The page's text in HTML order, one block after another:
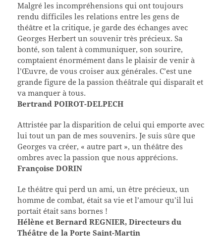
Malgré les incompréhensions qui ont toujours
rendu difficiles les relations entre les gens de
théâtre et la critique, je garde des échanges avec
Georges Herbert un souvenir très précieux. Sa
bonté, son talent à communiquer, son sourire,
comptaient énormément dans le plaisir de venir à
l’Œuvre, de vous croiser aux générales. C’est une
grande figure de la passion théâtrale qui disparaît et
va manquer à tous.
Bertrand POIROT-DELPECH
Attristée par la disparition de celui qui emporte avec
lui tout un pan de mes souvenirs. Je suis sûre que
Georges va créer, « autre part », un théâtre des
ombres avec la passion que nous apprécions.
Françoise DORIN
Le théâtre qui perd un ami, un être précieux, un
homme de combat, était sa vie et l’amour qu’il lui
portait était sans bornes !
Hélène et Bernard REGNIER, Directeurs du
Théâtre de la Porte Saint-Martin